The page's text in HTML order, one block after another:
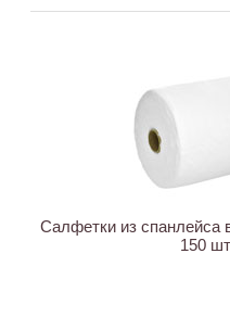
Салфетки из спанлейса
150